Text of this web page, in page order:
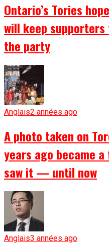
Ontario’s Tories
will keep
the party
Anglais2 années ago
A photo taken on
years ago became
saw it — until now
Anglais3 années ago